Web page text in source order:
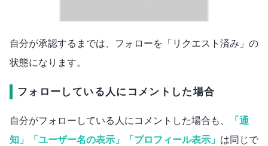
自分が承認するまでは、フォローを「リクエスト済み」の
状態になります。
フォローしている人にコメントした場合
自分がフォローしている人にコメントした場合も、
「通
知」「ユーザー名の表示」「プロフィール表示」 は同じで